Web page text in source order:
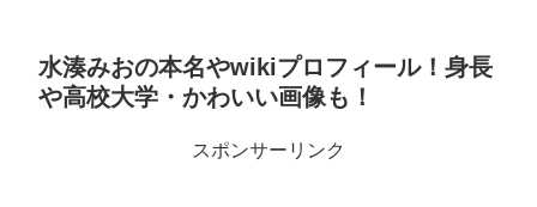
水湊みおの本名やwikiプロフィール！身長
や高校大学・かわいい画像も！
スポンサーリンク